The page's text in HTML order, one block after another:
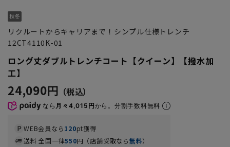
リクルートからキャリアまで！シンプル仕様トレンチ
12CT4110K-01
ロング丈ダブルトレンチコート【クイーン】【撥水加
工】
24,090円
なら 月々4,015円から。分割手数料無料
WEB会員なら120pt獲得
送料 全国一律550円（店舗受取なら無料）